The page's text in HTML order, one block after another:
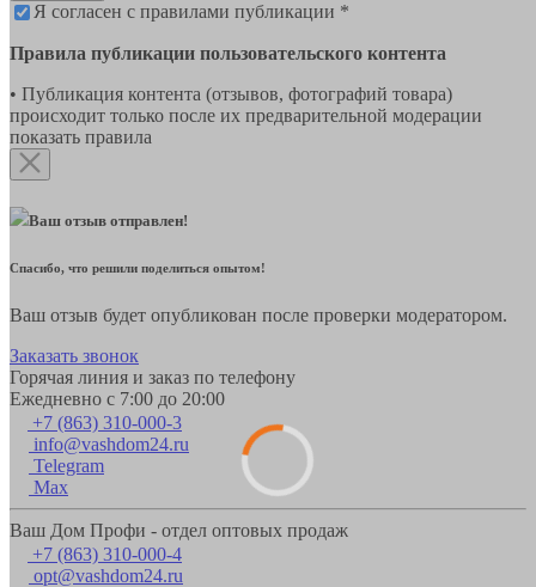
Я согласен с правилами публикации *
Правила публикации пользовательского контента
• Публикация контента (отзывов, фотографий товара)
происходит только после их предварительной модерации
показать правила
Ваш отзыв отправлен!
Спасибо, что решили поделиться опытом!
Ваш отзыв будет опубликован после проверки модератором.
Заказать звонок
Горячая линия и заказ по телефону
Ежедневно с 7:00 до 20:00
+7 (863) 310-000-3
info@vashdom24.ru
Telegram
Max
Ваш Дом Профи - отдел оптовых продаж
+7 (863) 310-000-4
opt@vashdom24.ru